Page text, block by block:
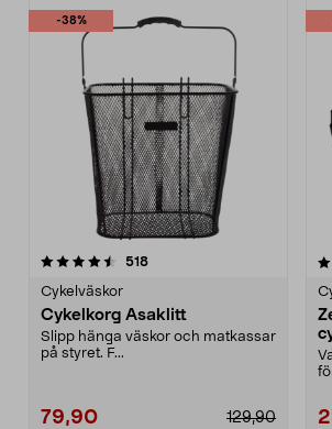
-38%
518recensioner
Cykelväskor
Cykelkorg Asaklitt
Slipp hänga väskor och matkassar
på styret. F...
79,90 129,90
4.0 av 5 stjärnor